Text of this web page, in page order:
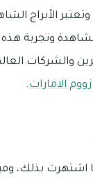
الأبراج
وتجربة
والشركات
زووم الامارات.
بذلك،